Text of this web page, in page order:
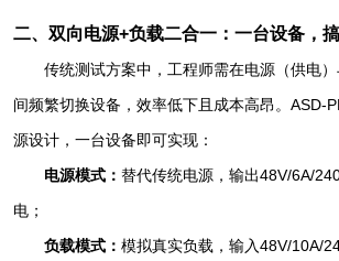
二、双向电源+负载二合一：一台设备，
传统测试方案中，工程师需在电源（供电
间频繁切换设备，效率低下且成本高昂。ASD-
源设计，一台设备即可实现：
电源模式： 替代传统电源，输出48V/6A/
电；
负载模式： 模拟真实负载，输入48V/10A/